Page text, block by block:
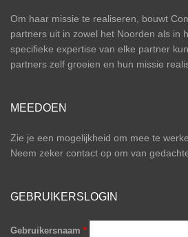
Om haar missie te realiseren, bouwt
partners uit in zowel het Noorden als in
specifieke expertise van elke partner
partners zelf groeien en hun missie
MEEDOEN
Zie je een mogelijkheid om mee te
Neem zeker contact op om van
GEBRUIKERSLOGIN
Gebruikersnaam *